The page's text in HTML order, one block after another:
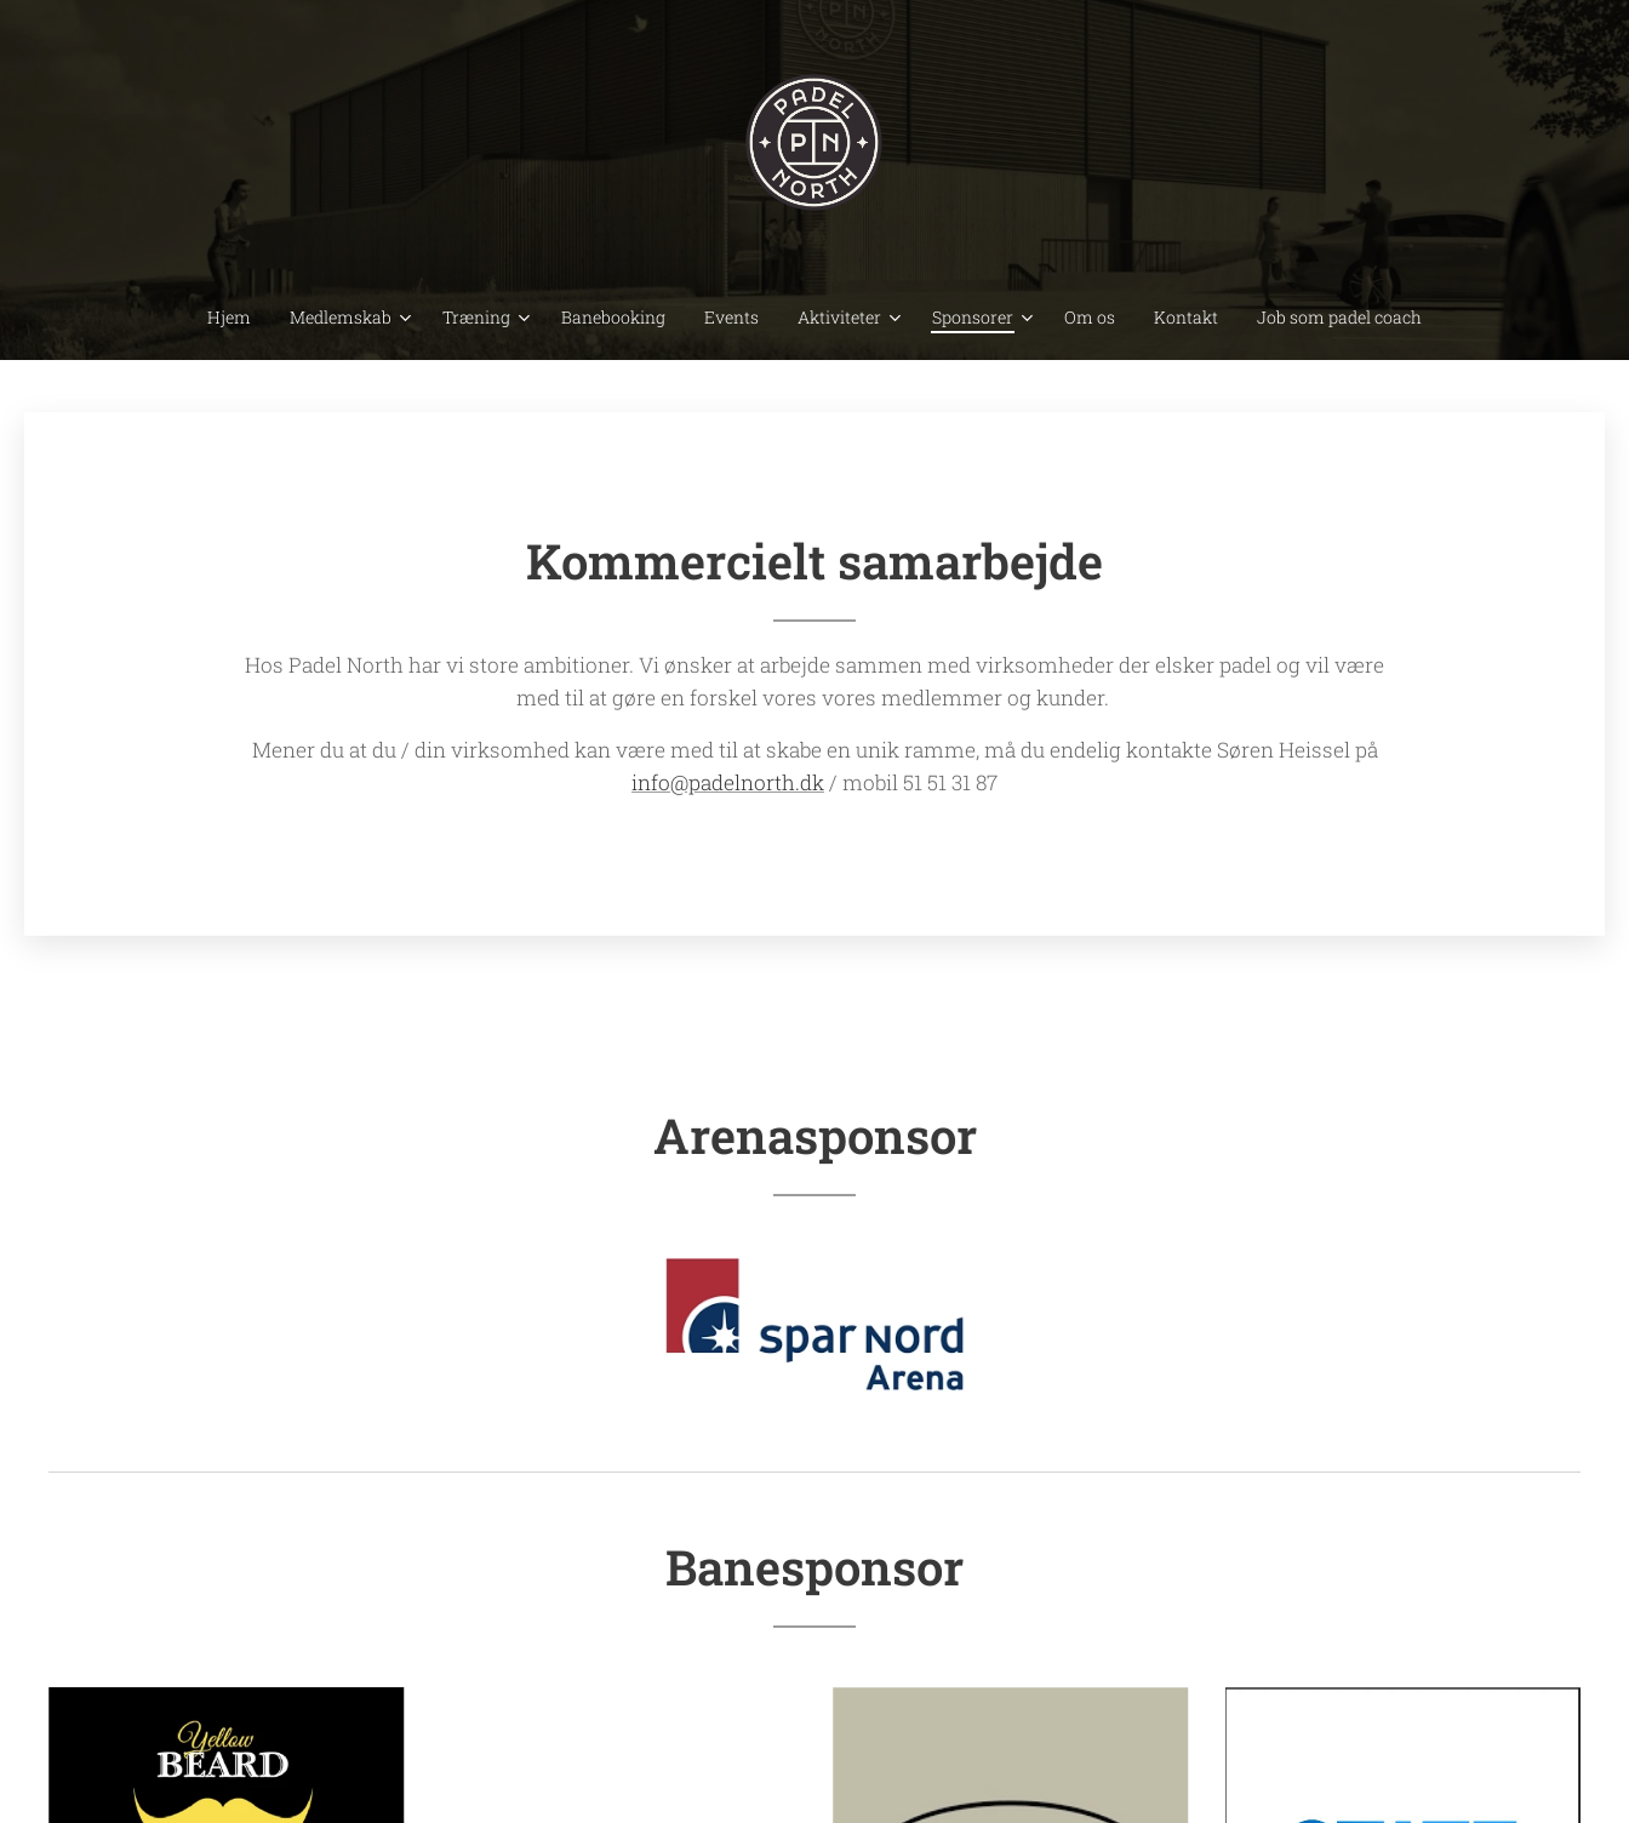
Hjem Medlemskab Træning Banebooking Events Aktiviteter Sponsorer Om os Kontakt Job som padel coach
Kommercielt samarbejde
Hos Padel North har vi store ambitioner. Vi ønsker at arbejde sammen med virksomheder der elsker padel og vil være
med til at gøre en forskel vores vores medlemmer og kunder.
Mener du at du / din virksomhed kan være med til at skabe en unik ramme, må du endelig kontakte Søren Heissel på
info@padelnorth.dk / mobil 51 51 31 87
Arenasponsor
Banesponsor